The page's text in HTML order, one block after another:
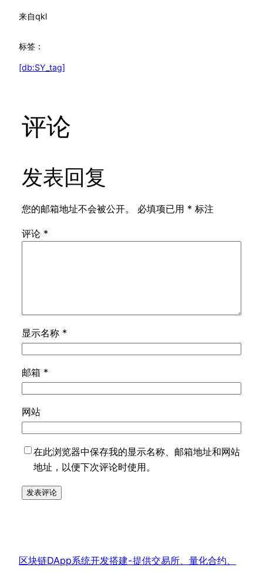
来自qkl
标签：
[db:SY_tag]
评论
发表回复
您的邮箱地址不会被公开。 必填项已用 * 标注
评论 *
显示名称 *
邮箱 *
网站
在此浏览器中保存我的显示名称、邮箱地址和网站
地址，以便下次评论时使用。
区块链DApp系统开发搭建-提供交易所、量化合约、